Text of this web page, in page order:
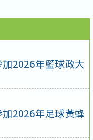
2026年籃球政大
2026年足球黃蜂